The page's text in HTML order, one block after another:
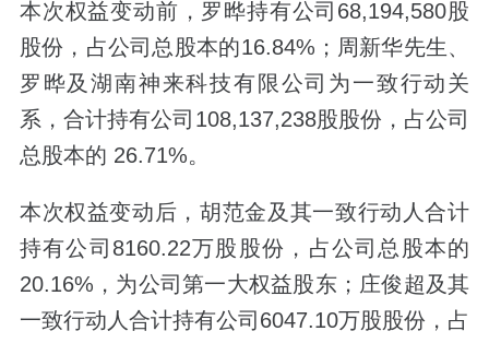
本次权益变动前，罗晔持有公司68,194,580股
股份，占公司总股本的16.84%；周新华先生、
罗晔及湖南神来科技有限公司为一致行动关
系，合计持有公司108,137,238股股份，占公司
总股本的 26.71%。
本次权益变动后，胡范金及其一致行动人合计
持有公司8160.22万股股份，占公司总股本的
20.16%，为公司第一大权益股东；庄俊超及其
一致行动人合计持有公司6047.10万股股份，占